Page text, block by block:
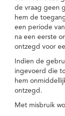
de vraag geen
hem de
een periode
na een eerste
ontzegd voor
Indien de
ingevoerd die
hem
ontzegd.
Met misbruik